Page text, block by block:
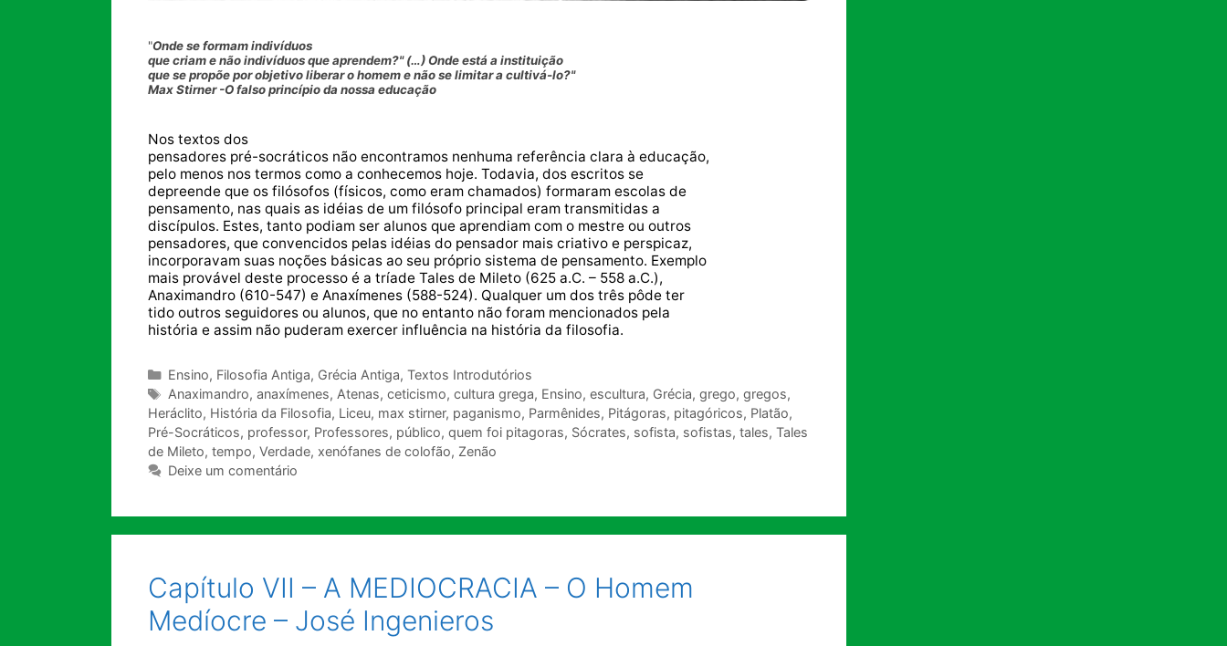
"Onde se formam indivíduos
que criam e não indivíduos que aprendem?" (…) Onde está a instituição
que se propõe por objetivo liberar o homem e não se limitar a cultivá-lo?"
Max Stirner -O falso princípio da nossa educação
Nos textos dos
pensadores pré-socráticos não encontramos nenhuma referência clara à educação,
pelo menos nos termos como a conhecemos hoje. Todavia, dos escritos se
depreende que os filósofos (físicos, como eram chamados) formaram escolas de
pensamento, nas quais as idéias de um filósofo principal eram transmitidas a
discípulos. Estes, tanto podiam ser alunos que aprendiam com o mestre ou outros
pensadores, que convencidos pelas idéias do pensador mais criativo e perspicaz,
incorporavam suas noções básicas ao seu próprio sistema de pensamento. Exemplo
mais provável deste processo é a tríade Tales de Mileto (625 a.C. – 558 a.C.),
Anaximandro (610-547) e Anaxímenes (588-524). Qualquer um dos três pôde ter
tido outros seguidores ou alunos, que no entanto não foram mencionados pela
história e assim não puderam exercer influência na história da filosofia.
Categorias
Ensino, Filosofia Antiga, Grécia Antiga, Textos Introdutórios
Tags
Anaximandro, anaxímenes, Atenas, ceticismo, cultura grega, Ensino, escultura, Grécia, grego, gregos,
Heráclito, História da Filosofia, Liceu, max stirner, paganismo, Parmênides, Pitágoras, pitagóricos, Platão,
Pré-Socráticos, professor, Professores, público, quem foi pitagoras, Sócrates, sofista, sofistas, tales, Tales
de Mileto, tempo, Verdade, xenófanes de colofão, Zenão
Deixe um comentário
Capítulo VII – A MEDIOCRACIA – O Homem
Medíocre – José Ingenieros